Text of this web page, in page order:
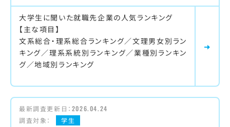
大学生に聞いた就職先企業の人気ランキング
【主な項目】
文系総合・理系総合ランキング／文理男女別ラン
キング／理系系統別ランキング／業種別ランキン
グ／地域別ランキング
最新調査更新日： 2026.04.24
調査対象：
学生